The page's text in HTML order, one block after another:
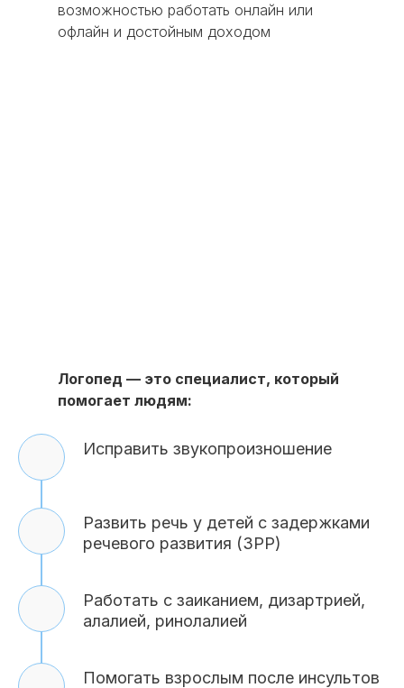
Логопед — это специалист, который
помогает людям:
возможностью работать онлайн или
офлайн и достойным доходом
Исправить звукопроизношение
Развить речь у детей с задержками
речевого развития (ЗРР)
Работать с заиканием, дизартрией,
алалией, ринолалией
Помогать взрослым после инсультов